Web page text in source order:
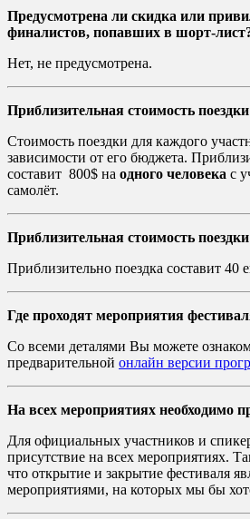
Предусмотрена ли скидка или
финалистов, попавших в шорт-
Нет, не предусмотрена.
Приблизительная стоимость
Стоимость поездки для каждого
зависимости от его бюджета.
составит 800$ на одного человека с
самолёт.
Приблизительная стоимость
Приблизительно поездка составит 40
Где проходят мероприятия
Со всеми деталями Вы можете
предварительной онлайн версии
На всех мероприятиях необходимо
Для официальных участников и
присутствие на всех мероприятиях.
что открытие и закрытие фестиваля
мероприятиями, на которых мы бы